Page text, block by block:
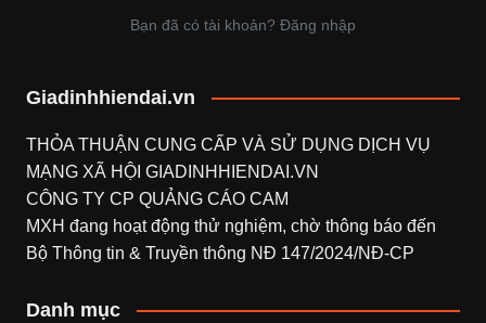
Bạn đã có tài khoản? Đăng nhập
Giadinhhiendai.vn
THỎA THUẬN CUNG CẤP VÀ SỬ DỤNG DỊCH VỤ
MẠNG XÃ HỘI GIADINHHIENDAI.VN
CÔNG TY CP QUẢNG CÁO CAM
MXH đang hoạt động thử nghiệm, chờ thông báo đến
Bộ Thông tin & Truyền thông NĐ 147/2024/NĐ-CP
Danh mục